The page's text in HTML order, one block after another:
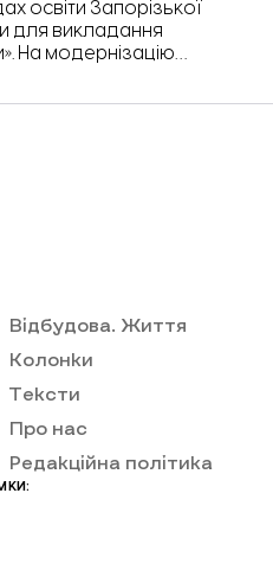
освіти Запорізької
для викладання
На модернізацію
обласної
Відбудова. Життя
Колонки
Тексти
Про нас
Редакційна політика